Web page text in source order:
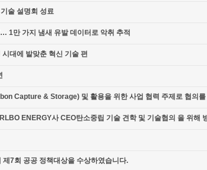
술 설명회 성료
1만 가지 냄새 유발 데이터로 악취 추적
대에 발맞춘 혁신 기술 편
Capture & Storage) 및 활용을 위한 사업 협력 주제로 협의를
ENERGY사 CEO탄소중립 기술 견학 및 기술협의 을 위해
7회 공공 정책대상을 수상하였습니다.